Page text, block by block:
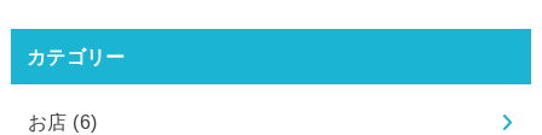
カテゴリー
お店 (6)